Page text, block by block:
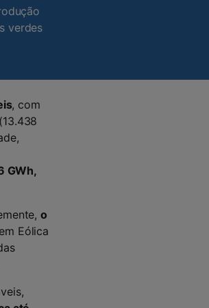
verdes
, com
GWh,
o
Eólica